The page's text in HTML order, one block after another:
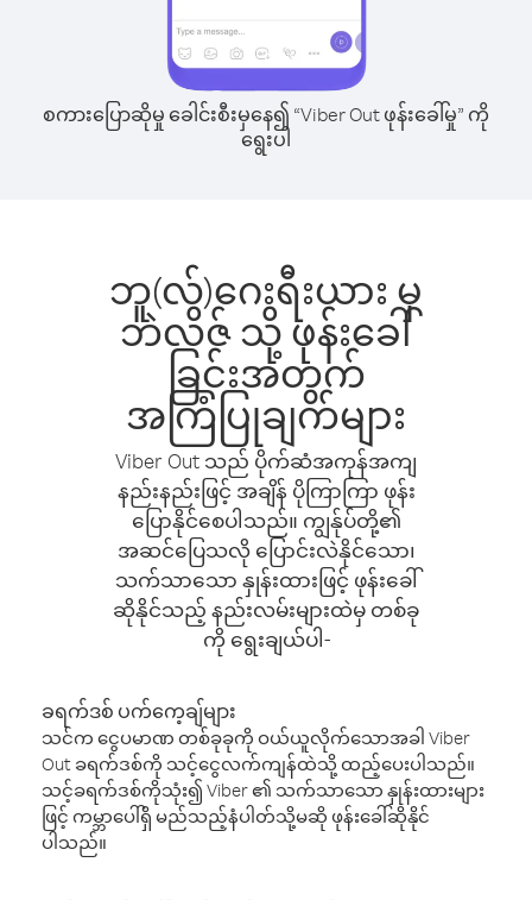
စကားပြောဆိုမှု ခေါင်းစီးမှနေ၍ “Viber Out ဖုန်းခေါ်မှု” ကို
ရွေးပါ
ဘူ(လ်)ဂေးရီးယား မှ
ဘဲလိဇ် သို့ ဖုန်းခေါ်
ခြင်းအတွက်
အကြံပြုချက်များ
Viber Out သည် ပိုက်ဆံအကုန်အကျ
နည်းနည်းဖြင့် အချိန် ပိုကြာကြာ ဖုန်း
ပြောနိုင်စေပါသည်။ ကျွန်ုပ်တို့၏
အဆင်ပြေသလို ပြောင်းလဲနိုင်သော၊
သက်သာသော နှုန်းထားဖြင့် ဖုန်းခေါ်
ဆိုနိုင်သည့် နည်းလမ်းများထဲမှ တစ်ခု
ကို ရွေးချယ်ပါ-
ခရက်ဒစ် ပက်ကေ့ချ်များ
သင်က ငွေပမာဏ တစ်ခုခုကို ဝယ်ယူလိုက်သောအခါ Viber
Out ခရက်ဒစ်ကို သင့်ငွေလက်ကျန်ထဲသို့ ထည့်ပေးပါသည်။
သင့်ခရက်ဒစ်ကိုသုံး၍ Viber ၏ သက်သာသော နှုန်းထားများ
ဖြင့် ကမ္ဘာပေါ်ရှိ မည်သည့်နံပါတ်သို့မဆို ဖုန်းခေါ်ဆိုနိုင်
ပါသည်။